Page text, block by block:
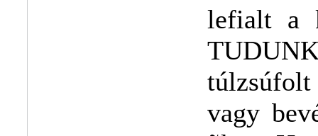
lefialt a
vagy